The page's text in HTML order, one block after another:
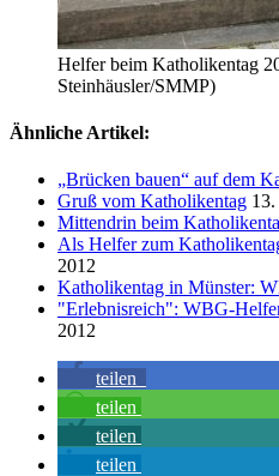
Helfer beim Katholikentag
Steinhäusler/SMMP)
Ähnliche Artikel:
„Brücken bauen“ auf dem
Gruß vom Katholikentag
Mittendrin beim
Als Helfer zum
2012
Katholikentag in Münster:
"Erlebnisreich": WBG-
2012
teilen
teilen
teilen
teilen